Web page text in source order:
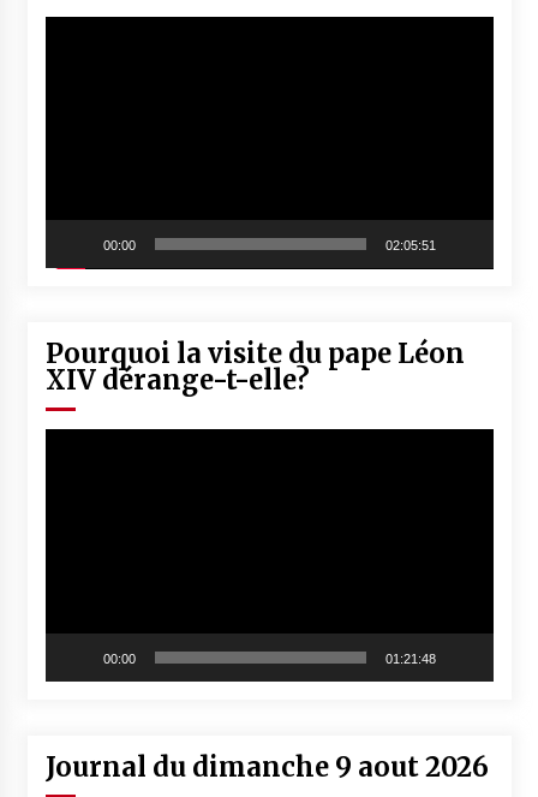
00:00 02:05:51
Pourquoi la visite du pape Léon
XIV dérange-t-elle?
00:00 01:21:48
Journal du dimanche 9 aout 2026